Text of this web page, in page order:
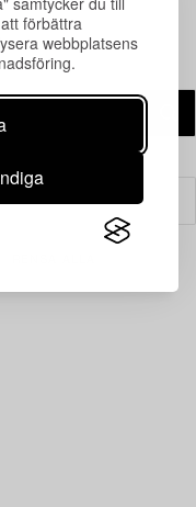
förbättra
webbplatsens